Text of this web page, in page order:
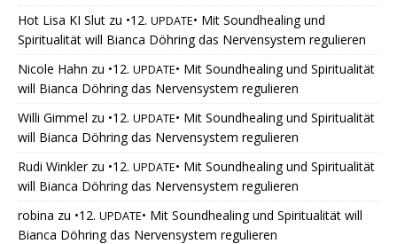
Hot Lisa KI Slut zu •12. UPDATE• Mit Soundhealing und
Spiritualität will Bianca Döhring das Nervensystem regulieren
Nicole Hahn zu •12. UPDATE• Mit Soundhealing und Spiritualität
will Bianca Döhring das Nervensystem regulieren
Willi Gimmel zu •12. UPDATE• Mit Soundhealing und Spiritualität
will Bianca Döhring das Nervensystem regulieren
Rudi Winklerzu •12. UPDATE• Mit Soundhealing und Spiritualität
will Bianca Döhring das Nervensystem regulieren
robina zu •12. UPDATE• Mit Soundhealing und Spiritualität will
Bianca Döhring das Nervensystem regulieren